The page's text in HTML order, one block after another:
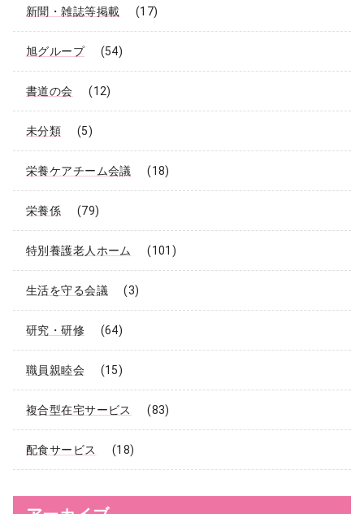
新聞・雑誌等掲載 (17)
旭グループ (54)
書道の会 (12)
未分類 (5)
栄養ケアチーム会議 (18)
栄養係 (79)
特別養護老人ホーム (101)
生活を守る会議 (3)
研究・研修 (64)
職員親睦会 (15)
複合型在宅サービス (83)
配食サービス (18)